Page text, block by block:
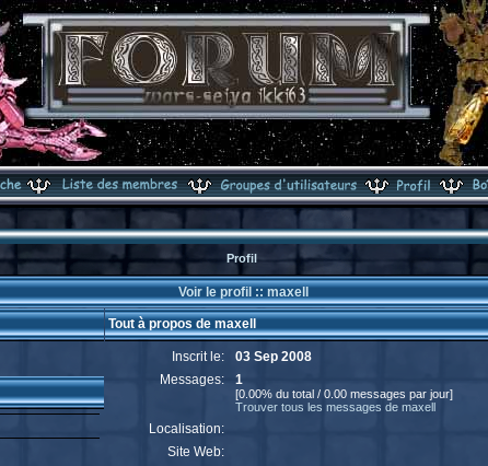
Profil
Voir le profil :: maxell
Tout à propos de maxell
Inscrit le:
03 Sep 2008
Messages:
1
[0.00% du total / 0.00 messages par jour]
Trouver tous les messages de maxell
Localisation:
Site Web: